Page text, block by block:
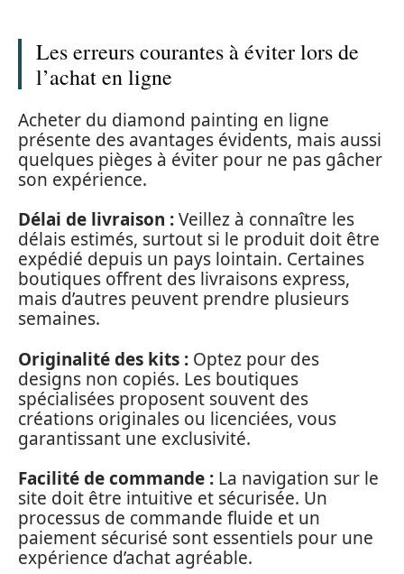
Les erreurs courantes à éviter lors de
l’achat en ligne
Acheter du diamond painting en ligne
présente des avantages évidents, mais aussi
quelques pièges à éviter pour ne pas gâcher
son expérience.
Délai de livraison :Veillez à connaître les
délais estimés, surtout si le produit doit être
expédié depuis un pays lointain. Certaines
boutiques offrent des livraisons express,
mais d’autres peuvent prendre plusieurs
semaines.
Originalité des kits : Optez pour des
designs non copiés. Les boutiques
spécialisées proposent souvent des
créations originales ou licenciées, vous
garantissant une exclusivité.
Facilité de commande : La navigation sur le
site doit être intuitive et sécurisée. Un
processus de commande fluide et un
paiement sécurisé sont essentiels pour une
expérience d’achat agréable.